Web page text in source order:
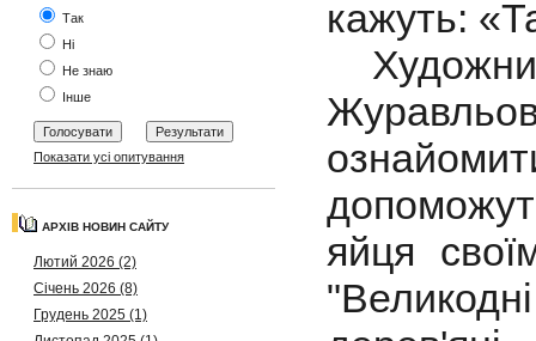
Так
Ні
Не знаю
Інше
Показати усі опитування
АРХІВ НОВИН САЙТУ
Лютий 2026 (2)
Січень 2026 (8)
Грудень 2025 (1)
кажуть:
яйця